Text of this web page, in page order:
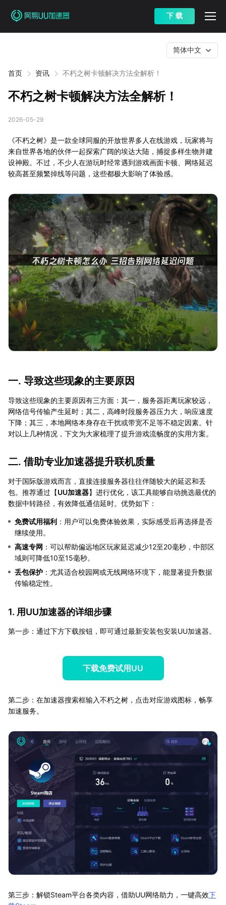
下 载
首页 资讯 不朽之树卡顿解决方法全解析！
简体中文
不朽之树卡顿解决方法全解析！
2026-05-29
《不朽之树》是一款全球同服的开放世界多人在线游戏，玩家将与
来自世界各地的伙伴一起探索广阔的埃达大陆，捕捉多样生物并建
设神殿。不过，不少人在游玩时经常遇到游戏画面卡顿、网络延迟
较高甚至频繁掉线等问题，这些都极大影响了体验感。
一. 导致这些现象的主要原因
导致这些现象的主要原因有三方面：其一，服务器距离玩家较远，
网络信号传输产生延时；其二，高峰时段服务器压力大，响应速度
下降；其三，本地网络本身存在干扰或带宽不足等不稳定因素。针
对以上几种情况，下文为大家梳理了提升游戏流畅度的实用方案。
二. 借助专业加速器提升联机质量
对于国际版游戏而言，直接连接服务器往往伴随较大的延迟和丢
包。推荐通过【UU加速器】进行优化，该工具能够自动挑选最优的
数据中转路径，有效降低通信延时。优势如下：
免费试用福利 ：用户可以免费体验效果，实际感受后再选择是否
继续使用。
高速专网 ：可以帮助偏远地区玩家延迟减少12至20毫秒，中部区
域则可降低10至15毫秒。
丢包保护 ：尤其适合校园网或无线网络环境下，能显著提升数据
传输稳定性。
1. 用UU加速器的详细步骤
第一步：通过下方下载按钮，即可通过最新安装包安装UU加速器。
下载免费试用UU
第二步：在加速器搜索框输入不朽之树，点击对应游戏图标，畅享
加速服务。
第三步：解锁Steam平台各类内容，借助UU网络助力，一键高效下